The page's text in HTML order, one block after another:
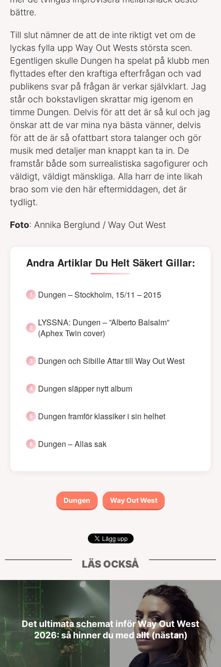
bättre.
Till slut nämner de att de inte riktigt vet om de
lyckas fylla upp Way Out Wests största scen.
Egentligen skulle Dungen ha spelat på klubb men
flyttades efter den kraftiga efterfrågan och vad
publikens svar på frågan är verkar självklart. Jag
står och bokstavligen skrattar mig igenom en
timme Dungen. Delvis för att det är så kul och jag
önskar att de var mina nya bästa vänner, delvis
för att de är så ofattbart stora talanger och gör
musik med detaljer man knappt kan ta in. De
framstår både som surrealistiska sagofigurer och
väldigt, väldigt mänskliga. Alla harr de inte likah
brao som vie den här eftermiddagen, det är
tydligt.
Foto: Annika Berglund / Way Out West
Andra Artiklar Du Helt Säkert Gillar:
Dungen – Stockholm, 15/11 – 2015
LYSSNA: Dungen – ”Alberto Balsalm”
(Aphex Twin cover)
Dungen och Sibille Attar till Way Out West
Dungen släpper nytt album
Dungen framför klassiker i sin helhet
Dungen – Allas sak
Dungen Way Out West
LÄS OCKSÅ
Det ultimata schemat inför Way Out West
2026: så hinner du med allt (nästan)